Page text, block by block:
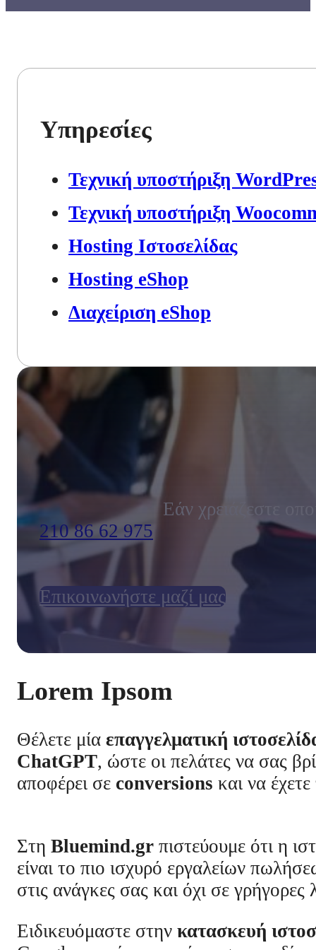
Υπηρεσίες
Τεχνική υποστήριξη
Τεχνική υποστήριξη
Hosting Ιστοσελίδας
Hosting eShop
Διαχείριση eShop
Εάν χρειάζεστε
210 86 62 975
Επικοινωνήστε μαζί μας
Lorem Ipsom
Θέλετε μία επαγγελματική
ChatGPT, ώστε οι πελάτες να σας
αποφέρει σε conversions και να
Στη Bluemind.gr πιστεύουμε ότι η
είναι το πιο ισχυρό εργαλείων
στις ανάγκες σας και όχι σε
Ειδικευόμαστε στην κατασκευή